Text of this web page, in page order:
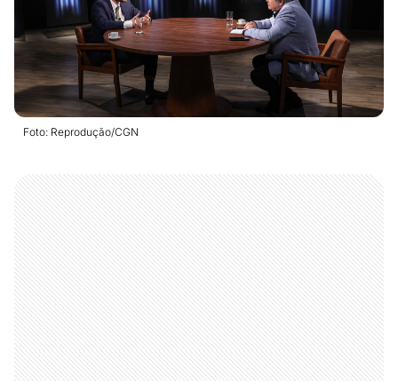
Foto: Reprodução/CGN